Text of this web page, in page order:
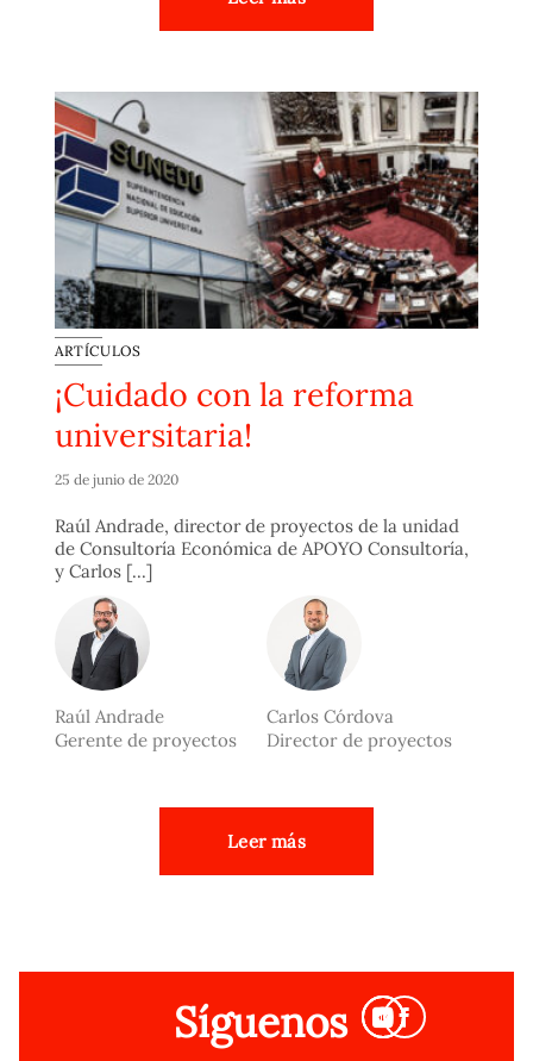
ARTÍCULOS
¡Cuidado con la reforma
universitaria!
25 de junio de 2020
Raúl Andrade, director de proyectos de la unidad
de Consultoría Económica de APOYO Consultoría,
y Carlos [...]
Raúl Andrade
Gerente de proyectos
Carlos Córdova
Director de proyectos
Leer más
Síguenos